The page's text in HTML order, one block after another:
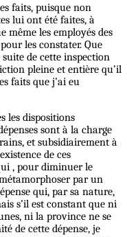
faits, puisque non
lui ont été faites, à
même les employés des
les constater. Que
de cette inspection
pleine et entière qu’il
faits que j’ai eu
les dispositions
sont à la charge
et subsidiairement à
de ces
, pour diminuer le
par un
qui, par sa nature,
s’il est constant que ni
ni la province ne se
de cette dépense, je